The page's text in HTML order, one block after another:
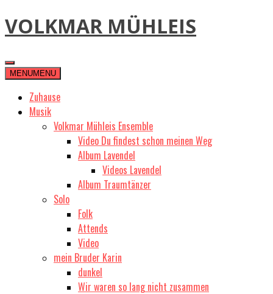
Skip
to
VOLKMAR MÜHLEIS
MENUMENU
Zuhause
Musik
Volkmar Mühleis Ensemble
Video Du findest schon meinen Weg
Album Lavendel
Videos Lavendel
Album Traumtänzer
Solo
Folk
Attends
Video
mein Bruder Karin
dunkel
Wir waren so lang nicht zusammen